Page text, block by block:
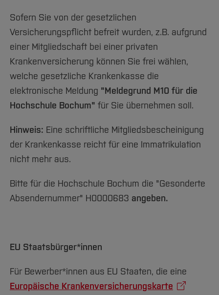
Sofern Sie von der gesetzlichen
Versicherungspflicht befreit wurden, z.B. aufgrund
einer Mitgliedschaft bei einer privaten
Krankenversicherung können Sie frei wählen,
welche gesetzliche Krankenkasse die
elektronische Meldung "Meldegrund M10 für die
Hochschule Bochum" für Sie übernehmen soll.
Hinweis: Eine schriftliche Mitgliedsbescheinigung
der Krankenkasse reicht für eine Immatrikulation
nicht mehr aus.
Bitte für die Hochschule Bochum die "Gesonderte
Absendernummer" H0000683 angeben.
EU Staatsbürger*innen
Für Bewerber*innen aus EU Staaten, die eine
Europäische Krankenversicherungskarte